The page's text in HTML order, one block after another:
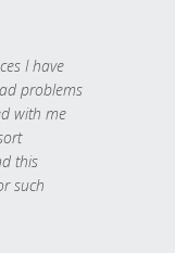
I have
problems
with me
this
such